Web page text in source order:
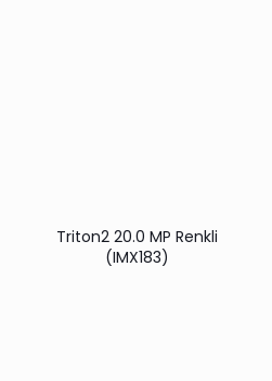
Triton2 20.0 MP Renkli
(IMX183)